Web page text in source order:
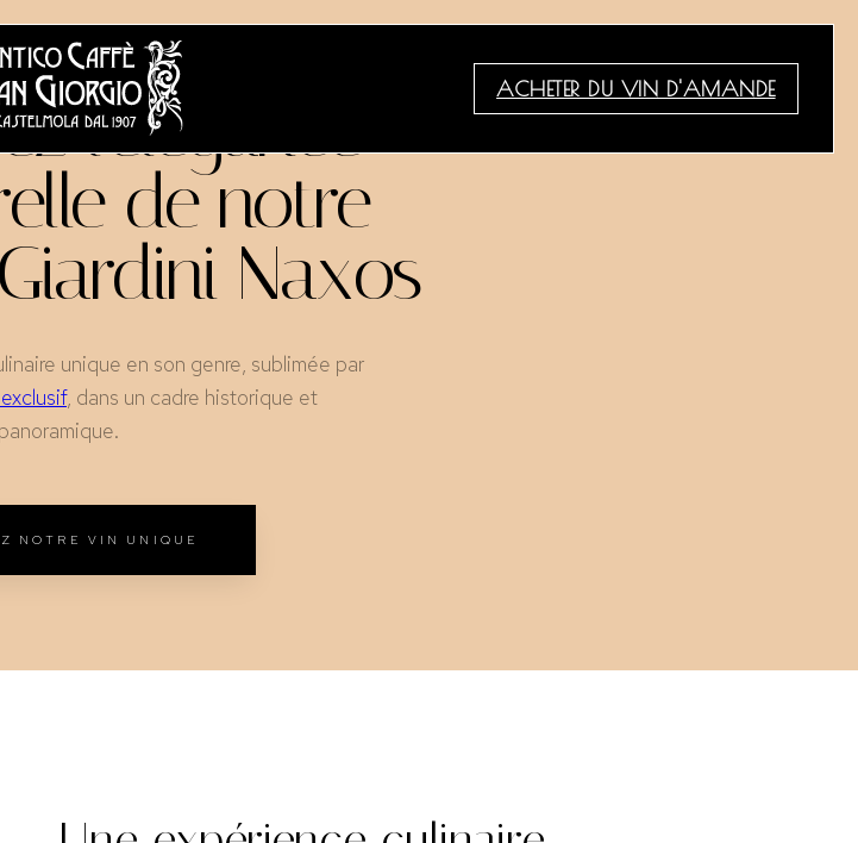
ACHETER DU VIN D'AMANDE
l'élégance
de notre
Naxos
unique en son genre, sublimée par
, dans un cadre historique et
panoramique.
NOTRE VIN UNIQUE